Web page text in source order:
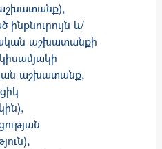
աշխա­տանք),
և/
աշխա­տան­քի
աշխատանք,